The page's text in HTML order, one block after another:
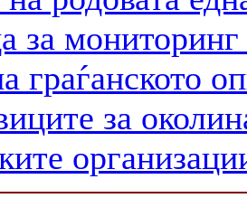
за мониторинг
граѓанското
за